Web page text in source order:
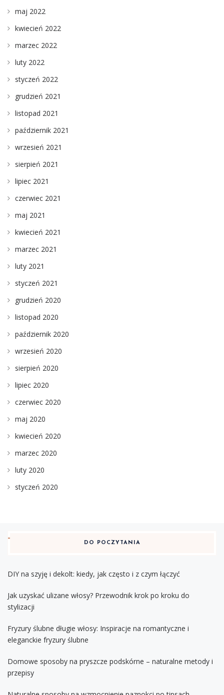
maj 2022
kwiecień 2022
marzec 2022
luty 2022
styczeń 2022
grudzień 2021
listopad 2021
październik 2021
wrzesień 2021
sierpień 2021
lipiec 2021
czerwiec 2021
maj 2021
kwiecień 2021
marzec 2021
luty 2021
styczeń 2021
grudzień 2020
listopad 2020
październik 2020
wrzesień 2020
sierpień 2020
lipiec 2020
czerwiec 2020
maj 2020
kwiecień 2020
marzec 2020
luty 2020
styczeń 2020
DO POCZYTANIA
DIY na szyję i dekolt: kiedy, jak często i z czym łączyć
Jak uzyskać ulizane włosy? Przewodnik krok po kroku do
stylizacji
Fryzury ślubne długie włosy: Inspiracje na romantyczne i
eleganckie fryzury ślubne
Domowe sposoby na pryszcze podskórne – naturalne metody i
przepisy